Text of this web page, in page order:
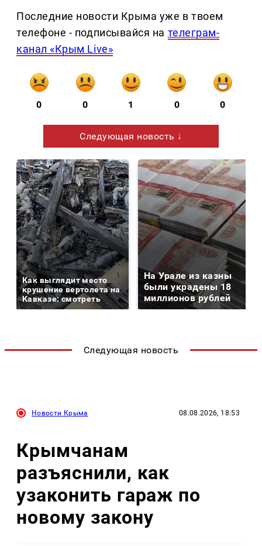
Последние новости Крыма уже в твоем
телефоне - подписывайся на телеграм-
канал «Крым Live»
0 0 1 0 0
Следующая новость ↓
Как выглядит место
крушение вертолета на
Кавказе: смотреть
На Урале из казны
были украдены 18
миллионов рублей
Следующая новость
Новости Крыма 08.08.2026, 18:53
Крымчанам
разъяснили, как
узаконить гараж по
новому закону